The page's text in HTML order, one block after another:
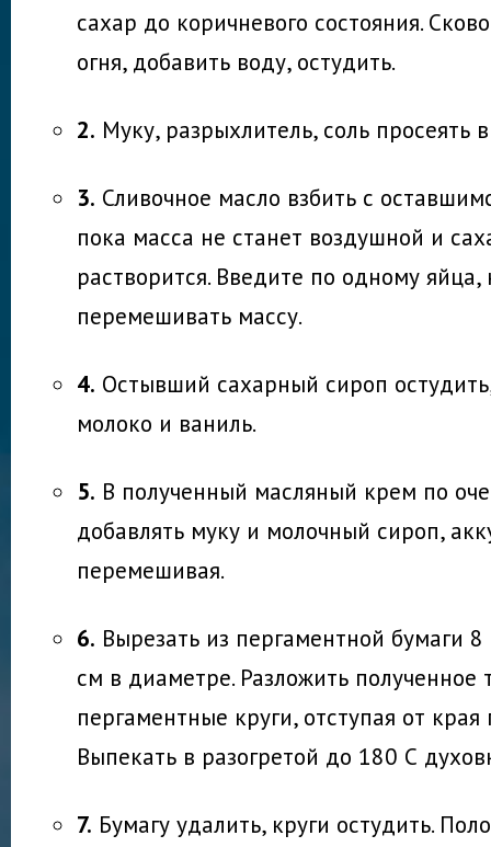
сахар до коричневого состояния.
огня, добавить воду, остудить.
2. Муку, разрыхлитель, соль просеять
3. Сливочное масло взбить с
пока масса не станет воздушной и
растворится. Введите по одному яйца,
перемешивать массу.
4. Остывший сахарный сироп
молоко и ваниль.
5. В полученный масляный крем по
добавлять муку и молочный сироп,
перемешивая.
6. Вырезать из пергаментной бумаги
см в диаметре. Разложить полученное
пергаментные круги, отступая от
Выпекать в разогретой до 180 С
7. Бумагу удалить, круги остудить.